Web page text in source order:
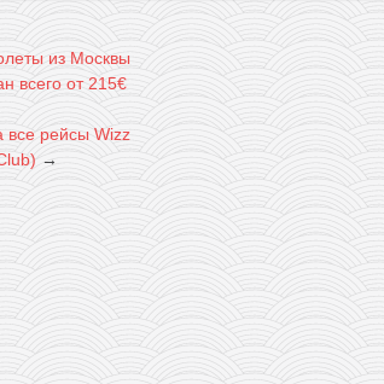
из Москвы
всего от 215€
все рейсы Wizz
→